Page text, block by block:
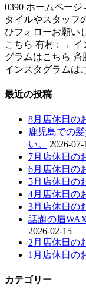
0390 ホームペー
タイルやスタッフ
ひフォローお願
こちら 有村 : → イ
グラムはこちら
インスタグラムは
最近の投稿
8月店休日の
鹿児島での
い。
2026-07-
7月店休日の
6月店休日の
5月店休日の
4月店休日の
3月店休日の
話題の眉
2026-02-15
2月店休日の
1月店休日の
カテゴリー